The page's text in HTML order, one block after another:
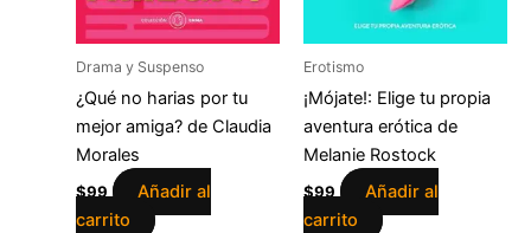
Drama y Suspenso
¿Qué no harias por tu
mejor amiga? de Claudia
Morales
$99
Añadir al
carrito
Erotismo
¡Mójate!: Elige tu propia
aventura erótica de
Melanie Rostock
$99
Añadir al
carrito